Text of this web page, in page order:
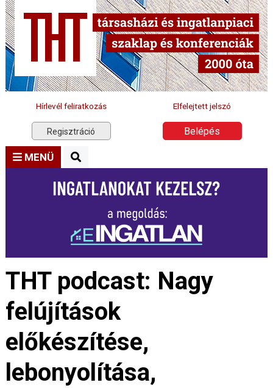
Hírlevél feliratkozás Elfelejtett jelszó
Regisztráció Belépés
MENÜ
THT podcast: Nagy
felújítások
előkészítése,
lebonyolítása,